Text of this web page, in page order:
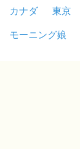
カナダ
東京
モーニング娘